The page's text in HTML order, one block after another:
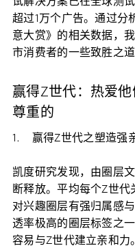
超过1万个广告。通过分
意大赏》的相关数据，
市消费者的一些致胜之道
赢得Z世代：热爱
尊重的
1. 赢得Z世代之塑造强
凯度研究发现，由圈层
断释放。平均每个Z世代
对兴趣圈层有强归属感
透率极高的圈层标签之
容易与Z世代建立亲和力